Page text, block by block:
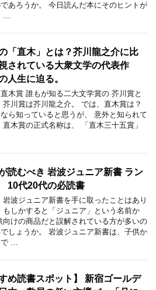
あろうか。 今日読んだ本にそのヒントが
…
「直木」とは？芥川龍之介に比
されている大衆文学の代表作
人生に迫る。
木賞 誰もが知る二大文学賞の 芥川賞と
芥川賞は芥川龍之介。 では、直木賞は？
ら知っていると思うが、 意外と知られて
直木賞の正式名称は、 「直木三十五賞」
読むべき 岩波ジュニア新書 ラン
10代20代の必読書
岩波ジュニア新書を手に取ったことはあり
もしかすると「ジュニア」という名前か
向けの商品だと誤解されている方が多いの
しょうか。 岩波ジュニア新書は、子供か
で …
すめ読書スポット】 新宿ゴールデ